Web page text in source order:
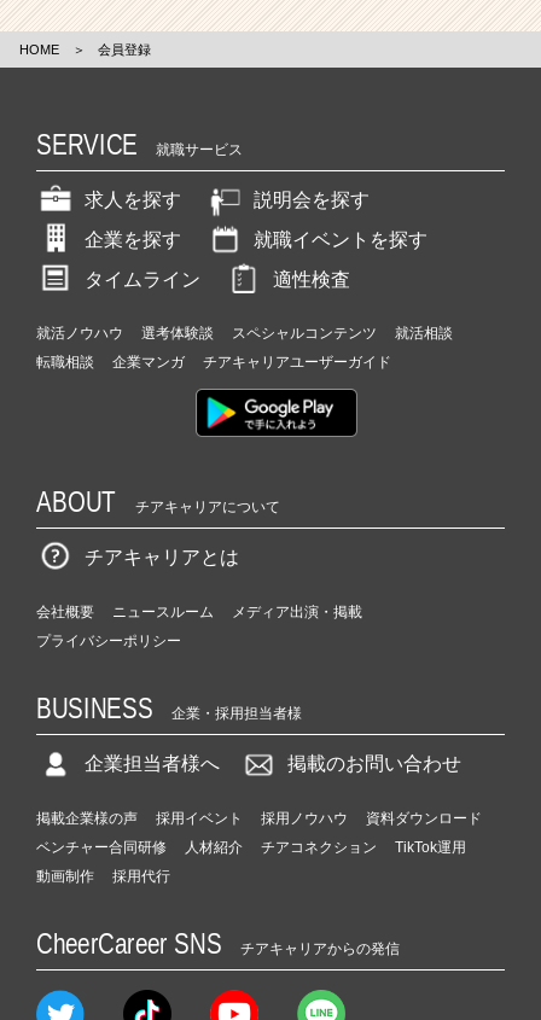
HOME ＞ 会員登録
SERVICE 就職サービス
求人を探す
説明会を探す
企業を探す
就職イベントを探す
タイムライン
適性検査
就活ノウハウ 選考体験談 スペシャルコンテンツ
就活相談
転職相談
企業マンガ チアキャリアユーザーガイド
ABOUT チアキャリアについて
チアキャリアとは
会社概要 ニュースルーム
メディア出演・掲載
プライバシーポリシー
BUSINESS 企業・採用担当者様
企業担当者様へ 掲載のお問い合わせ
掲載企業様の声 採用イベント 採用ノウハウ
資料ダウンロード
ベンチャー合同研修
人材紹介 チアコネクション
TikTok運用
動画制作
採用代行
CheerCareer SNS チアキャリアからの発信